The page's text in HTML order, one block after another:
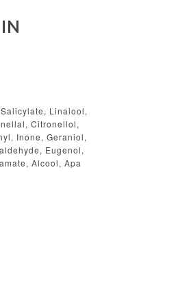
Linalool,
Citronellol,
Inone, Geraniol,
Eugenol,
Alcool, Apa